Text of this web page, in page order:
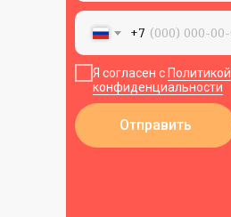
+7
Я согласен сПолитикой
конфиденциальности
Отправить